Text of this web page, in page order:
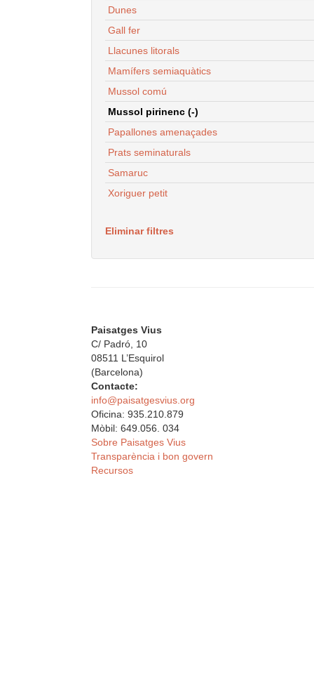
Dunes
Gall fer
Llacunes litorals
Mamífers semiaquàtics
Mussol comú
Mussol pirinenc (-)
Papallones amenaçades
Prats seminaturals
Samaruc
Xoriguer petit
Eliminar filtres
Paisatges Vius
C/ Padró, 10
08511 L’Esquirol
(Barcelona)
Contacte:
info@paisatgesvius.org
Oficina: 935.210.879
Mòbil: 649.056. 034
Sobre Paisatges Vius
Transparència i bon govern
Recursos